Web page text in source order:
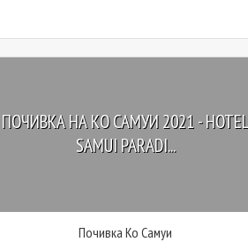
ПОЧИВКА НА КО САМУИ 2021 - HOTEL
SAMUI PARADI...
Почивка Ко Самуи